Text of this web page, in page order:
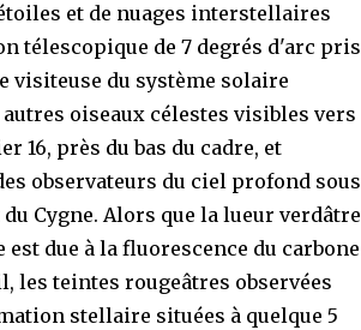
et de nuages interstellaires
télescopique de 7 degrés d'arc pris
visiteuse du système solaire
oiseaux célestes visibles vers
16, près du bas du cadre, et
observateurs du ciel profond sous
Cygne. Alors que la lueur verdâtre
due à la fluorescence du carbone
les teintes rougeâtres observées
stellaire situées à quelque 5